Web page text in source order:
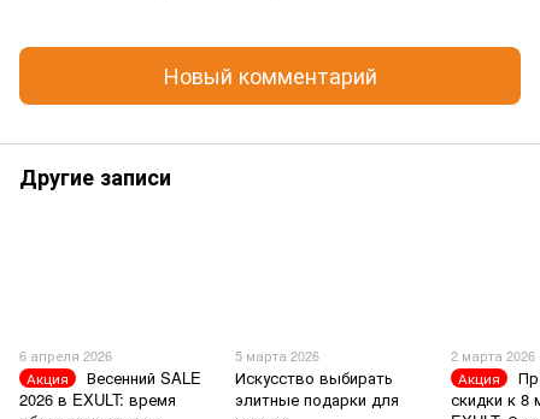
Новый комментарий
Другие записи
6 апреля 2026
Акция
Весенний SALE
2026 в EXULT: время
5 марта 2026
Искусство выбирать
элитные подарки для
2 марта 2026
Акция
скидки к 8